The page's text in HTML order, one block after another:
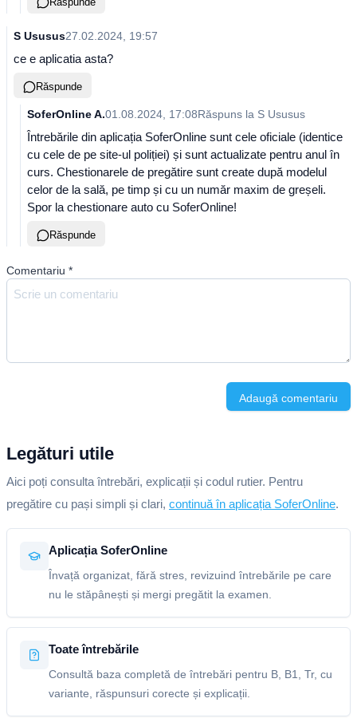
S Ususus27.02.2024, 19:57
ce e aplicatia asta?
Răspunde
SoferOnline A.01.08.2024, 17:08Răspuns la S Ususus
Întrebările din aplicația SoferOnline sunt cele oficiale (identice
cu cele de pe site-ul poliției) și sunt actualizate pentru anul în
curs. Chestionarele de pregătire sunt create după modelul
celor de la sală, pe timp și cu un număr maxim de greșeli.
Spor la chestionare auto cu SoferOnline!
Răspunde
Comentariu *
Adaugă comentariu
Legături utile
Aici poți consulta întrebări, explicații și codul rutier. Pentru
pregătire cu pași simpli și clari, continuă în aplicația SoferOnline.
Aplicația SoferOnline
Învață organizat, fără stres, revizuind întrebările pe care
nu le stăpânești și mergi pregătit la examen.
Toate întrebările
Consultă baza completă de întrebări pentru B, B1, Tr, cu
variante, răspunsuri corecte și explicații.